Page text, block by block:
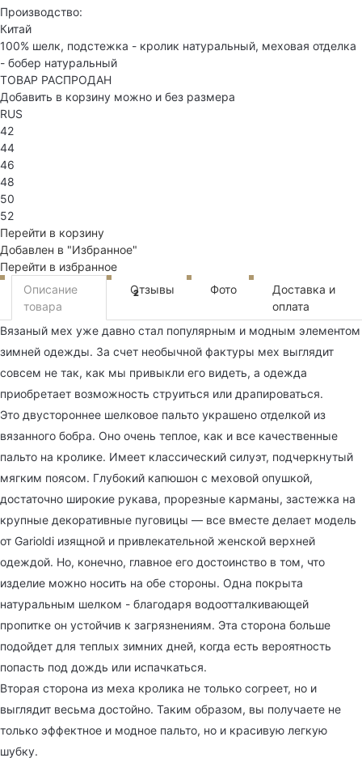
Производство:
Китай
100% шелк, подстежка - кролик натуральный, меховая отделка
- бобер натуральный
ТОВАР РАСПРОДАН
Добавить в корзину можно и без размера
RUS
42
44
46
48
50
52
Перейти в корзину
Добавлен в "Избранное"
Перейти в избранное
Описание
товара
Отзывы
2 Фото
Доставка и
оплата
Вязаный мех уже давно стал популярным и модным элементом
зимней одежды. За счет необычной фактуры мех выглядит
совсем не так, как мы привыкли его видеть, а одежда
приобретает возможность струиться или драпироваться.
Это двустороннее шелковое пальто украшено отделкой из
вязанного бобра. Оно очень теплое, как и все качественные
пальто на кролике. Имеет классический силуэт, подчеркнутый
мягким поясом. Глубокий капюшон с меховой опушкой,
достаточно широкие рукава, прорезные карманы, застежка на
крупные декоративные пуговицы — все вместе делает модель
от Garioldi изящной и привлекательной женской верхней
одеждой. Но, конечно, главное его достоинство в том, что
изделие можно носить на обе стороны. Одна покрыта
натуральным шелком - благодаря водоотталкивающей
пропитке он устойчив к загрязнениям. Эта сторона больше
подойдет для теплых зимних дней, когда есть вероятность
попасть под дождь или испачкаться.
Вторая сторона из меха кролика не только согреет, но и
выглядит весьма достойно. Таким образом, вы получаете не
только эффектное и модное пальто, но и красивую легкую
шубку.